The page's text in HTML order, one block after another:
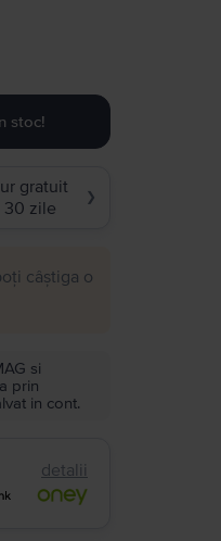
stoc!
gratuit
30 zile
❯
câștiga o
si
prin
in cont.
detalii